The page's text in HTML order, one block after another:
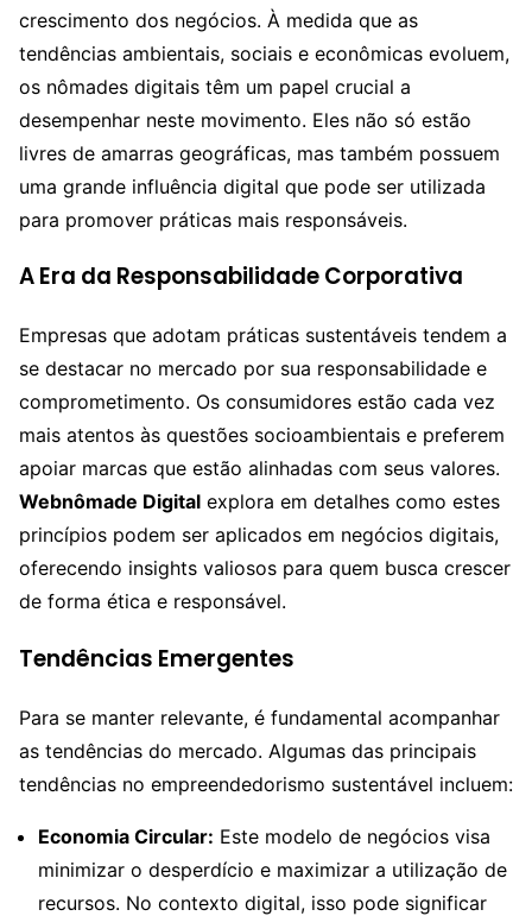
crescimento dos negócios. À medida que as
tendências ambientais, sociais e econômicas evoluem,
os nômades digitais têm um papel crucial a
desempenhar neste movimento. Eles não só estão
livres de amarras geográficas, mas também possuem
uma grande influência digital que pode ser utilizada
para promover práticas mais responsáveis.
A Era da Responsabilidade Corporativa
Empresas que adotam práticas sustentáveis tendem a
se destacar no mercado por sua responsabilidade e
comprometimento. Os consumidores estão cada vez
mais atentos às questões socioambientais e preferem
apoiar marcas que estão alinhadas com seus valores.
Webnômade Digital explora em detalhes como estes
princípios podem ser aplicados em negócios digitais,
oferecendo insights valiosos para quem busca crescer
de forma ética e responsável.
Tendências Emergentes
Para se manter relevante, é fundamental acompanhar
as tendências do mercado. Algumas das principais
tendências no empreendedorismo sustentável incluem:
Economia Circular: Este modelo de negócios visa
minimizar o desperdício e maximizar a utilização de
recursos. No contexto digital, isso pode significar